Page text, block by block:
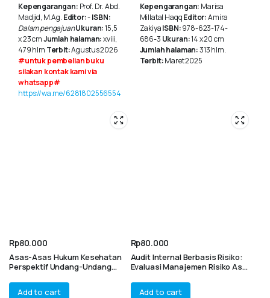
Kepengarangan: Prof. Dr. Abd.
Madjid, M.Ag. Editor:-ISBN:
Dalam pengajuanUkuran:15,5
x 23 cmJumlah halaman:xviii,
479 hlm Terbit:Agustus 2026
#untuk pembelian buku
silakan kontak kami via
whatsapp#
https://wa.me/6281802556554
Kepengarangan: Marisa
Millatal HaqqEditor:Amira
ZakiyaISBN:978-623-174-
686-3 Ukuran:14 x 20 cm
Jumlah halaman:313 hlm.
Terbit:Maret 2025
Rp80.000
Asas-Asas Hukum Kesehatan
Perspektif Undang-Undang
Kesehatan
Add to cart
Rp80.000
Audit Internal Berbasis Risiko:
Evaluasi Manajemen Risiko Aset
Add to cart